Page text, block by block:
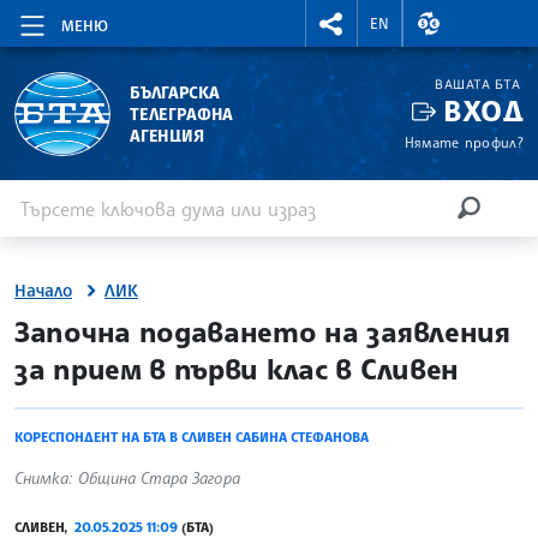
МЕНЮ
RIGHTMENU.SOCIAL
EN
ВАЛУТНИ
БЪЛГАРСКА
ТЕЛЕГРАФНА
АГЕНЦИЯ
ВАШАТА БТА
ВХОД
Нямате профил?
Начало ЛИК
site.bta
Започна подаването на заявления
за прием в първи клас в Сливен
КОРЕСПОНДЕНТ НА БТА В СЛИВЕН САБИНА СТЕФАНОВА
Снимка: Община Стара Загора
СЛИВЕН, 20.05.2025 11:09 (БТА)